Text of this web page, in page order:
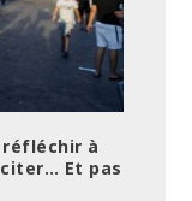
réfléchir à
Et pas